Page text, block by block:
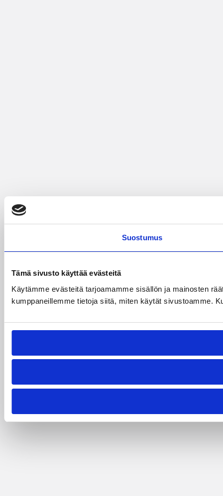
Suostumus
Tämä sivusto käyttää evästeitä
Käytämme evästeitä tarjoamamme sisällön ja mainosten
kumppaneillemme tietoja siitä, miten käytät sivustoamme.